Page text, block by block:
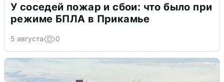
У соседей пожар и сбои: что было при
режиме БПЛА в Прикамье
5 августа 0